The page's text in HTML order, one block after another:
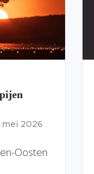
mei 2026
Oosten